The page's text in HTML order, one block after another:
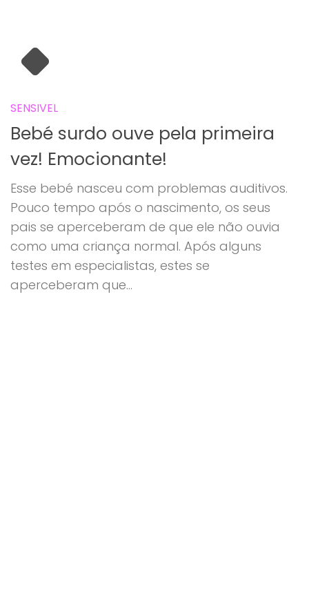
SENSIVEL
Bebé surdo ouve pela primeira
vez! Emocionante!
Esse bebé nasceu com problemas auditivos.
Pouco tempo após o nascimento, os seus
pais se aperceberam de que ele não ouvia
como uma criança normal. Após alguns
testes em especialistas, estes se
aperceberam que...